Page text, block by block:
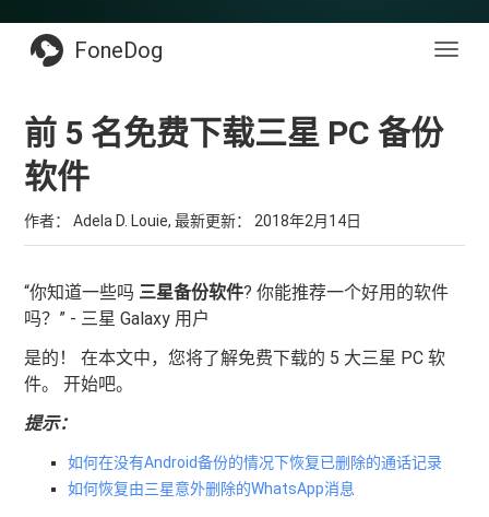
FoneDog
前 5 名免费下载三星 PC 备份
软件
作者： Adela D. Louie, 最新更新： 2018年2月14日
“你知道一些吗 三星备份软件? 你能推荐一个好用的软件
吗？” - 三星 Galaxy 用户
是的！ 在本文中，您将了解免费下载的 5 大三星 PC 软
件。 开始吧。
提示：
如何在没有Android备份的情况下恢复已删除的通话记录
如何恢复由三星意外删除的WhatsApp消息